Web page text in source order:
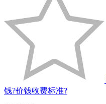
钱?价钱收费标准?